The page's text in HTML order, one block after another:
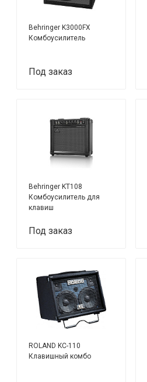
Behringer K3000FX
Комбоусилитель
Под заказ
Behringer KT108
Комбоусилитель для
клавиш
Под заказ
ROLAND KC-110
Клавишный комбо